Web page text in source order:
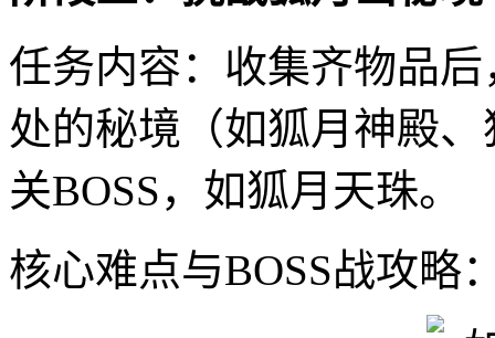
任务内容：收集齐物品
处的秘境（如狐月神殿
关BOSS，如狐月天珠。
核心难点与BOSS战攻略